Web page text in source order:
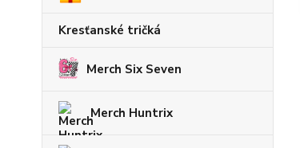
Kresťanské tričká
Merch Six Seven
Merch Huntrix